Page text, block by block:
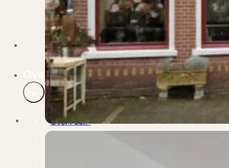
Wil jij jouw huis renoveren? Geen probleem!
Alle diensten
Bekijk het overzicht van alle diensten..
Over PUUR*
Over PUUR*
Wie zijn wij?